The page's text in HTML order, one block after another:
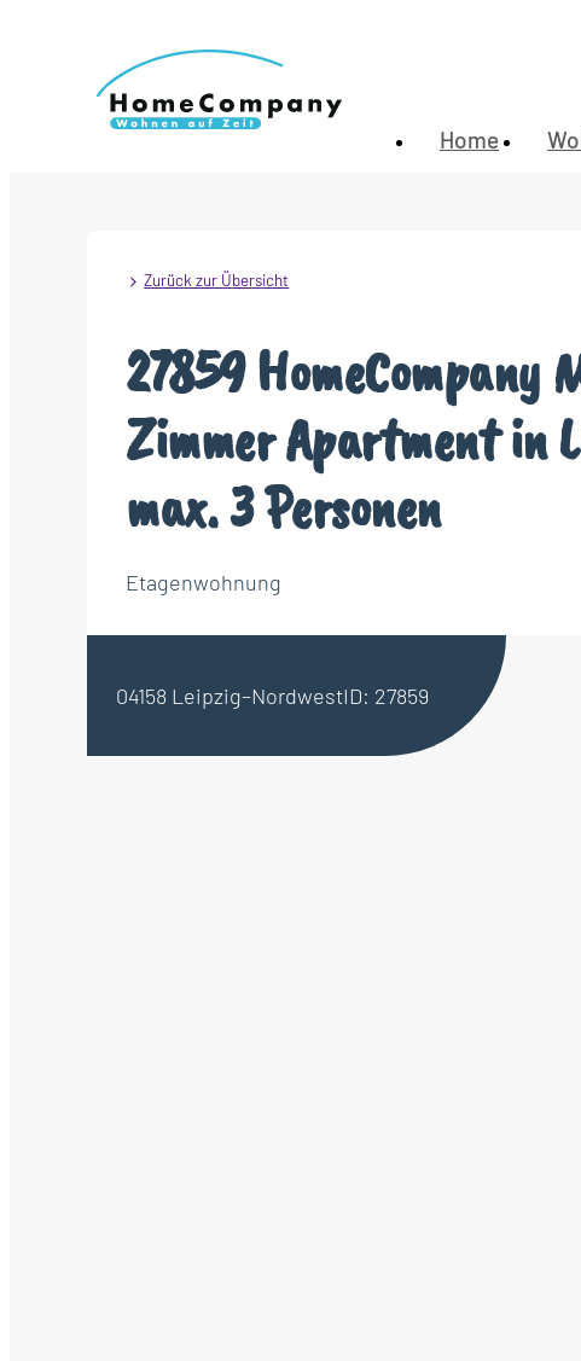
Home
Zurück zur Übersicht
27859
Zimmer Apartment in
max. 3 Personen
Etagenwohnung
04158 Leipzig–NordwestID: 27859